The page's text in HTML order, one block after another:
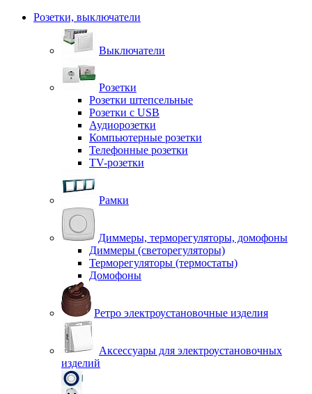
Розетки, выключатели
Выключатели
Розетки
Розетки штепсельные
Розетки с USB
Аудиорозетки
Компьютерные розетки
Телефонные розетки
TV-розетки
Рамки
Диммеры, терморегуляторы, домофоны
Диммеры (светорегуляторы)
Терморегуляторы (термостаты)
Домофоны
Ретро электроустановочные изделия
Аксессуары для электроустановочных
изделий